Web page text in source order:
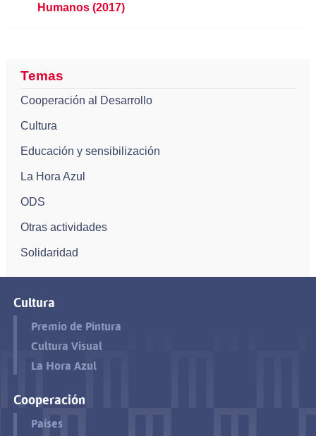
Humanos (2017)
Temas
Cooperación al Desarrollo
Cultura
Educación y sensibilización
La Hora Azul
ODS
Otras actividades
Solidaridad
Cultura
Premio de Pintura
Cultura Visual
La Hora Azul
Cooperación
Países